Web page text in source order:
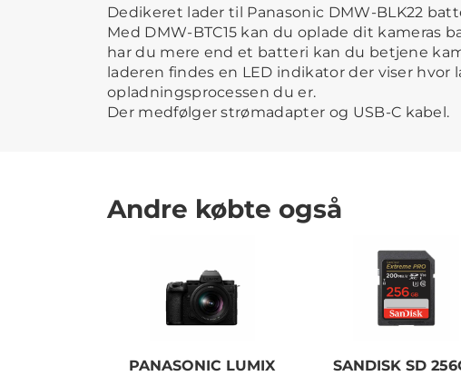
Dedikeret lader til Panasonic DMW-BLK22
Med DMW-BTC15 kan du oplade dit kameras
har du mere end et batteri kan du betjene
laderen findes en LED indikator der viser hvor
opladningsprocessen du er.
Der medfølger strømadapter og USB-C kabel.
Andre købte også
PANASONIC LUMIX
SANDISK SD